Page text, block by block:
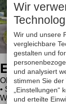
Explorer
Oberbayerische
• Spitzingsee •
Wasserfälle
Wir
Wir und unsere
vergleichbare
gestalten und
und analysiert
stimmen Sie
und erteilte